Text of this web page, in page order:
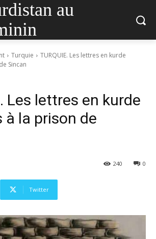
au
Turquie
TURQUIE. Les lettres en kurde
Sincan
Les lettres en kurde
à la prison de
0
240
Twitter